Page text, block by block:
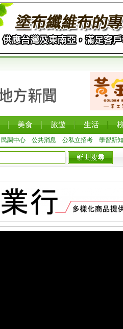
美食 旅遊 生活
民調中心 公共消息 公私立招考 學習新知